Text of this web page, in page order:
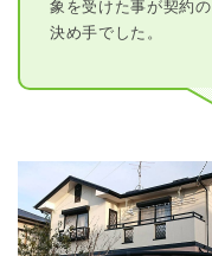
象を受けた事が契約の
決め手でした。